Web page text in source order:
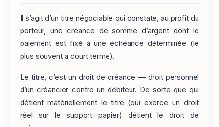
Il s’agit d’un titre négociable qui constate, au profit du
porteur, une créance de somme d’argent dont le
paiement est fixé à une échéance déterminée (le
plus souvent à court terme).
Le titre, c’est un droit de créance — droit personnel
d’un créancier contre un débiteur. De sorte que qui
détient matériellement le titre (qui exerce un droit
réel sur le support papier) détient le droit de